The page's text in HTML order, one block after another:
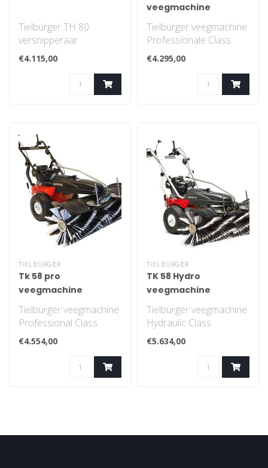
Tielbürger TH 80
versnipperaar
€4.115,00
veegmachine
Tielbürger veegmachine
Professionale Class
€4.295,00
TIELBÜRGER
Tk 58 pro
veegmachine
Tielbürger veegmachine
Professional Class
€4.554,00
TIELBÜRGER
TK 58 Hydro
veegmachine
Tielbürger veegmachine
Hydraulic Class
€5.634,00